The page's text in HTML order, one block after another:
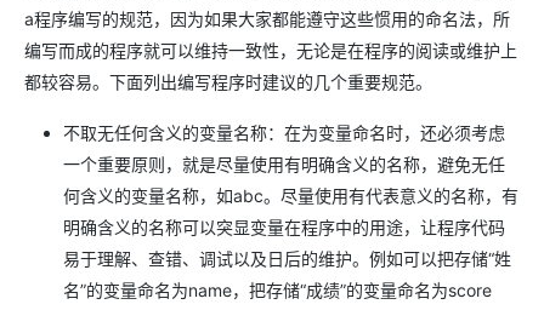
a程序编写的规范，因为如果大家都能遵守这些惯用的命名法，所
编写而成的程序就可以维持一致性，无论是在程序的阅读或维护上
都较容易。下面列出编写程序时建议的几个重要规范。
不取无任何含义的变量名称：在为变量命名时，还必须考虑
一个重要原则，就是尽量使用有明确含义的名称，避免无任
何含义的变量名称，如abc。尽量使用有代表意义的名称，有
明确含义的名称可以突显变量在程序中的用途，让程序代码
易于理解、查错、调试以及日后的维护。例如可以把存储“姓
名”的变量命名为name，把存储“成绩”的变量命名为score